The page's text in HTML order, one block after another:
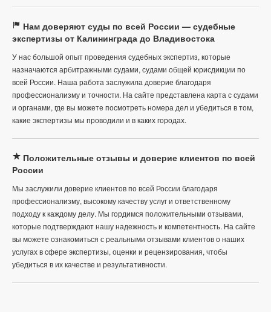
Нам доверяют суды по всей России — судебные
экспертизы от Калининграда до Владивостока
У нас большой опыт проведения судебных экспертиз, которые
назначаются арбитражными судами, судами общей юрисдикции по
всей России. Наша работа заслужила доверие благодаря
профессионализму и точности. На сайте представлена карта с судами
и органами, где вы можете посмотреть номера дел и убедиться в том,
какие экспертизы мы проводили и в каких городах.
Положительные отзывы и доверие клиентов по всей
России
Мы заслужили доверие клиентов по всей России благодаря
профессионализму, высокому качеству услуг и ответственному
подходу к каждому делу. Мы гордимся положительными отзывами,
которые подтверждают нашу надежность и компетентность. На сайте
вы можете ознакомиться с реальными отзывами клиентов о наших
услугах в сфере экспертизы, оценки и рецензирования, чтобы
убедиться в их качестве и результативности.